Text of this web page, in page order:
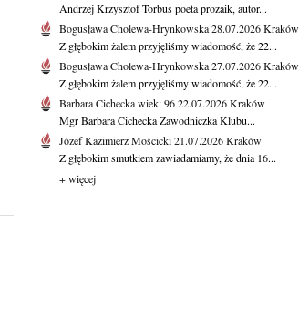
Andrzej Krzysztof Torbus poeta prozaik, autor...
Bogusława Cholewa-Hrynkowska28.07.2026Kraków
Z głębokim żalem przyjęliśmy wiadomość, że 22...
Bogusława Cholewa-Hrynkowska27.07.2026Kraków
Z głębokim żalem przyjęliśmy wiadomość, że 22...
Barbara Cicheckawiek: 9622.07.2026Kraków
Mgr Barbara Cichecka Zawodniczka Klubu...
Józef Kazimierz Mościcki21.07.2026Kraków
Z głębokim smutkiem zawiadamiamy, że dnia 16...
+ więcej